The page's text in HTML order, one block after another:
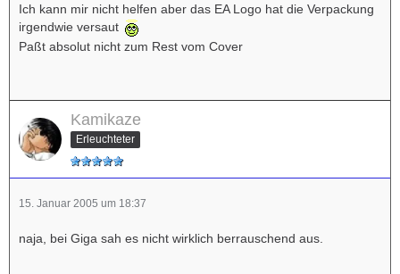
Ich kann mir nicht helfen aber das EA Logo hat die Verpackung
irgendwie versaut
Paßt absolut nicht zum Rest vom Cover
Kamikaze
Erleuchteter
15. Januar 2005 um 18:37
naja, bei Giga sah es nicht wirklich berrauschend aus.